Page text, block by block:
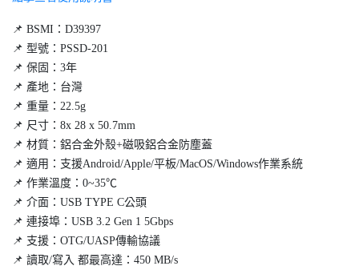
📌 BSMI：D39397
📌 型號：PSSD-201
📌 保固：3年
📌 產地：台灣
📌 重量：22.5g
📌 尺寸：8x 28 x 50.7mm
📌 材質：鋁合金外殼+磁吸鋁合金防塵蓋
📌 適用：支援Android/Apple/平板/MacOS/Windows作業系統
📌 作業溫度：0~35℃
📌 介面：USB TYPE C公頭
📌 連接埠：USB 3.2 Gen 1 5Gbps
📌 支援：OTG/UASP傳輸協議
📌 讀取/寫入 都最高達：450 MB/s